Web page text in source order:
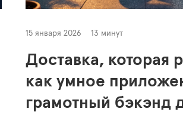
15 января 2026 13 минут
Доставка, которая
как умное
грамотный бэкэнд